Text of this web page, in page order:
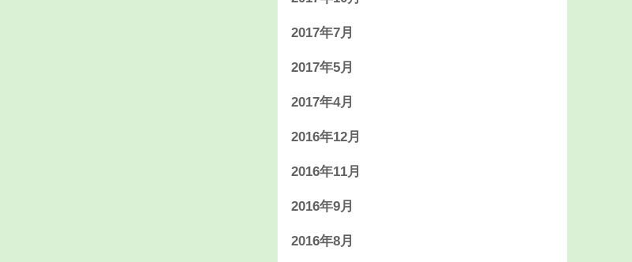
2017年7月
2017年5月
2017年4月
2016年12月
2016年11月
2016年9月
2016年8月